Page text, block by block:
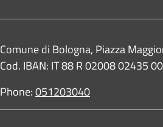
Contacts
Comune di Bologna, Piazza
Cod. IBAN: IT 88 R 02008 02435
Phone:051203040